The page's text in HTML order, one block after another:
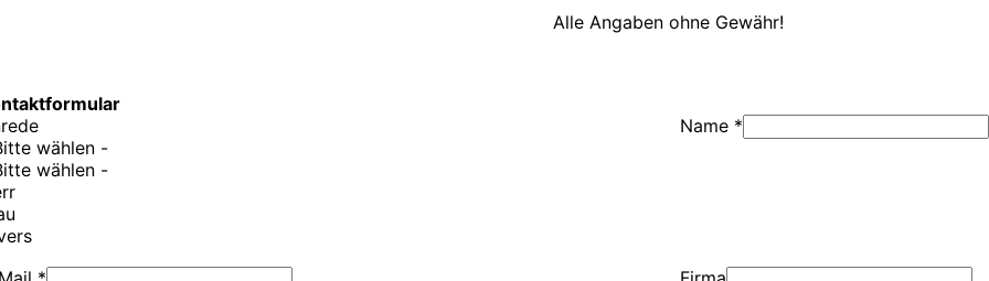
Alle Angaben ohne Gewähr!
wählen -
wählen -
Name *